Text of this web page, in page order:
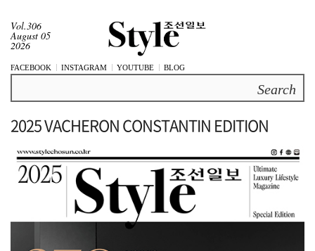
Vol.306
August 05
2026
FACEBOOK INSTAGRAM YOUTUBE BLOG
2025 VACHERON CONSTANTIN EDITION